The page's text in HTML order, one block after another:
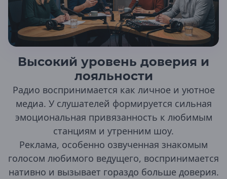
Высокий уровень доверия и
лояльности
Радио воспринимается как личное и уютное
медиа. У слушателей формируется сильная
эмоциональная привязанность к любимым
станциям и утренним шоу.
Реклама, особенно озвученная знакомым
голосом любимого ведущего, воспринимается
нативно и вызывает гораздо больше доверия.
Республика Северная Осетия —
Алания
Владикавказ
Агрыз
Бавлы
Бугульма
Елабуга
Казань
Менделеевск
Набережные Челны
Нижнекамск
Нурлат
Чистополь